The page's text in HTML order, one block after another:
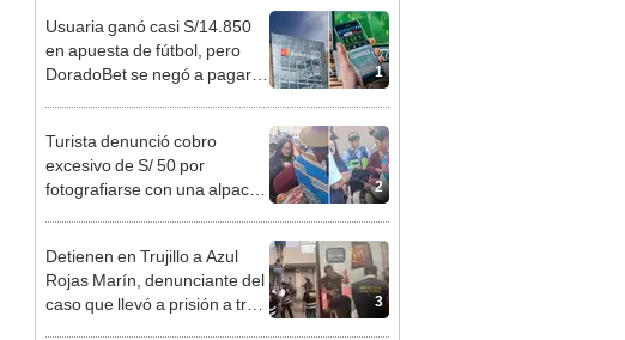
1
Usuaria ganó casi S/14.850
en apuesta de fútbol, pero
DoradoBet se negó a pagar:
2
Turista denunció cobro
excesivo de S/ 50 por
fotografiarse con una alpaca
3
Detienen en Trujillo a Azul
Rojas Marín, denunciante del
caso que llevó a prisión a tres